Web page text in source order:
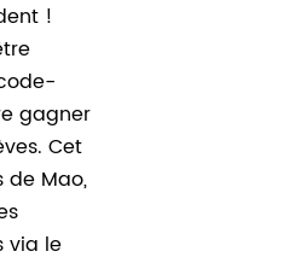
!
gagner
Cet
de Mao,
via le